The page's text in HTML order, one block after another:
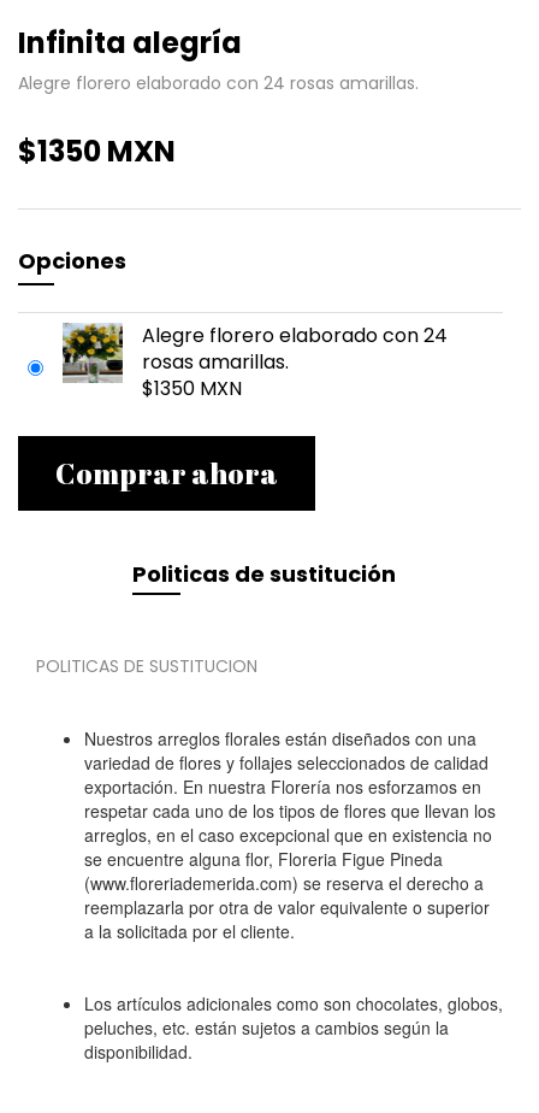
Infinita alegría
Alegre florero elaborado con 24 rosas amarillas.
$1350 MXN
Opciones
Alegre florero elaborado con 24
rosas amarillas.
$1350 MXN
Comprar ahora
Politicas de sustitución
POLITICAS DE SUSTITUCION
Nuestros arreglos florales están diseñados con una
variedad de flores y follajes seleccionados de calidad
exportación. En nuestra Florería nos esforzamos en
respetar cada uno de los tipos de flores que llevan los
arreglos, en el caso excepcional que en existencia no
se encuentre alguna flor, Floreria Figue Pineda
(www.floreriademerida.com) se reserva el derecho a
reemplazarla por otra de valor equivalente o superior
a la solicitada por el cliente.
Los artículos adicionales como son chocolates, globos,
peluches, etc. están sujetos a cambios según la
disponibilidad.